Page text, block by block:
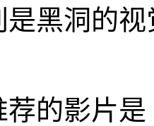
是黑洞的
荐的影片